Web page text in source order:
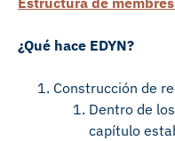
¿Qué hace EDYN?
Construcción de
Dentro de
capítulo